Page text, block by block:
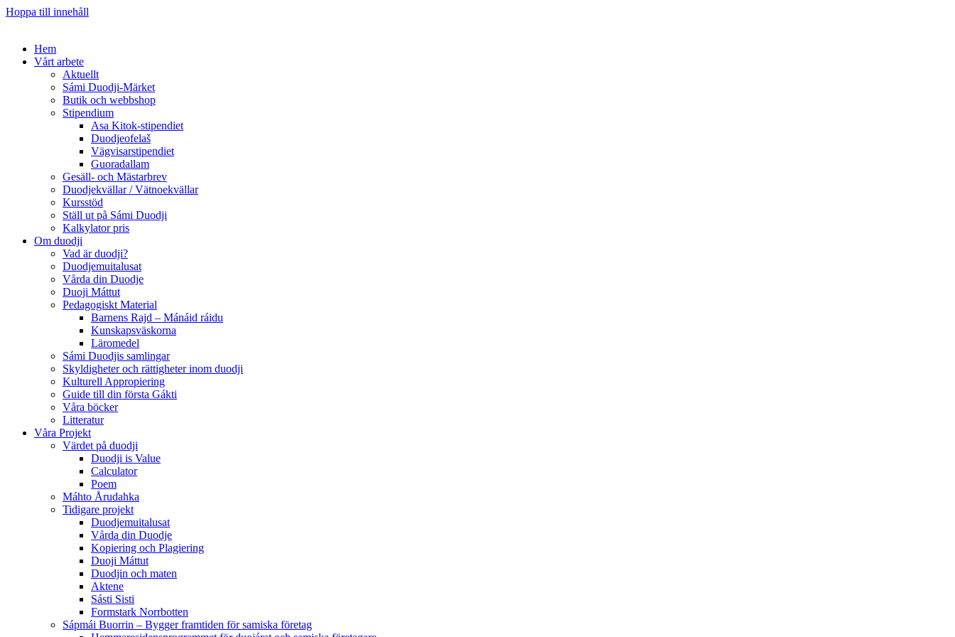
Hoppa till innehåll
Hem
Vårt arbete
Aktuellt
Sámi Duodji-Märket
Butik och webbshop
Stipendium
Asa Kitok-stipendiet
Duodjeofelaš
Vägvisarstipendiet
Guoradallam
Gesäll- och Mästarbrev
Duodjekvällar / Vätnoekvällar
Kursstöd
Ställ ut på Sámi Duodji
Kalkylator pris
Om duodji
Vad är duodji?
Duodjemuitalusat
Vårda din Duodje
Duoji Máttut
Pedagogiskt Material
Barnens Rajd – Mánáid ráidu
Kunskapsväskorna
Läromedel
Sámi Duodjis samlingar
Skyldigheter och rättigheter inom duodji
Kulturell Appropiering
Guide till din första Gákti
Våra böcker
Litteratur
Våra Projekt
Värdet på duodji​
Duodji is Value
Calculator
Poem
Máhto Årudahka
Tidigare projekt
Duodjemuitalusat
Vårda din Duodje
Kopiering och Plagiering
Duoji Máttut
Duodjin och maten
Aktene
Sásti Sisti
Formstark Norrbotten
Sápmái Buorrin – Bygger framtiden för samiska företag